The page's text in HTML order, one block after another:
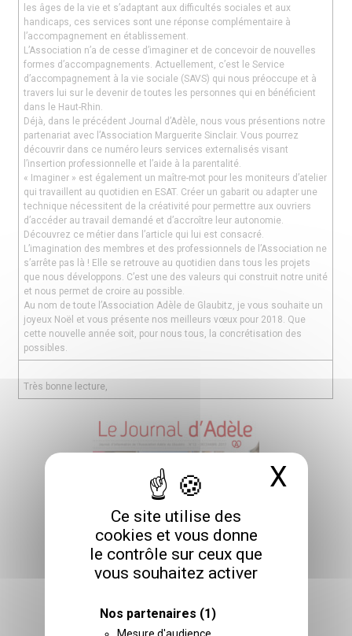
Ce site utilise des
cookies et vous donne
le contrôle sur ceux que
vous souhaitez activer
Nos partenaires (1)
Mesure d'audience
X
les âges de la vie et s’adaptant aux difficultés sociales et aux
handicaps, ces services sont une réponse complémentaire à
l’accompagnement en établissement.
L’Association n’a de cesse d’imaginer et de concevoir de nouvelles
formes d’accompagnements. Actuellement, c’est le Service
d’accompagnement à la vie sociale (SAVS) qui nous préoccupe et à
travers lui sur le devenir de toutes les personnes qui en bénéficient
dans le Haut-Rhin.
Déjà, dans le précédent Journal d’Adèle, nous vous présentions notre
partenariat avec l’Association Marguerite Sinclair. Vous pourrez
découvrir dans ce numéro leurs services externalisés visant
l’insertion professionnelle et l’aide à la parentalité.
« Imaginer » est également un maître-mot pour les moniteurs d’atelier
qui travaillent au quotidien en ESAT. Créer un gabarit ou adapter une
technique nécessitent de la créativité pour permettre aux ouvriers
d’accéder au travail demandé et d’accroître leur autonomie.
Découvrez ce métier dans l’article qui lui est consacré.
L’imagination des membres et des professionnels de l’Association ne
s’arrête pas là ! Elle se retrouve au quotidien dans tous les projets
que nous développons. C’est une des valeurs qui construit notre unité
et nous permet de croire au possible.
Au nom de toute l’Association Adèle de Glaubitz, je vous souhaite un
joyeux Noël et vous présente nos meilleurs vœux pour 2018. Que
cette nouvelle année soit, pour nous tous, la concrétisation des
possibles.
Très bonne lecture,